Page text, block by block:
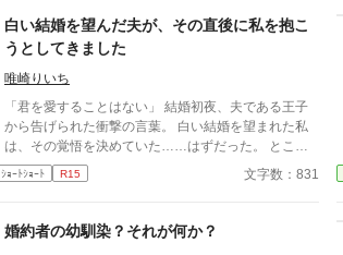
白い結婚を望んだ夫が、その直後に私を抱こ
うとしてきました
唯崎りいち
「君を愛することはない」 結婚初夜、夫である王子
から告げられた衝撃の言葉。 白い結婚を望まれた私
は、その覚悟を決めていた……はずだった。 ところ
が次の瞬間、王子は私を抱こうとしてくる。 「待っ
てください！ あなた、私を愛さないと言いましたよ
け求めるのか。 問い詰める私に、王子は驚きの秘密
ｼｮｰﾄｼｮｰﾄ R15 文字数：831
婚約者の幼馴染？それが何か？